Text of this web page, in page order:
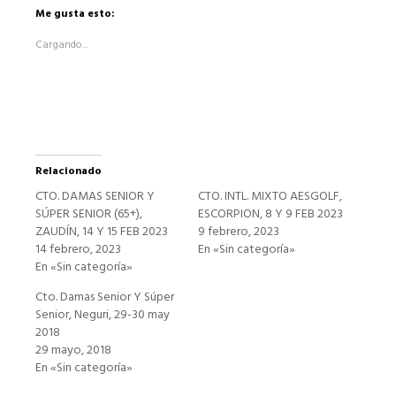
Facebook
en
Me gusta esto:
Cargando...
Relacionado
CTO. DAMAS SENIOR Y
SÚPER SENIOR (65+),
ZAUDÍN, 14 Y 15 FEB 2023
14 febrero, 2023
En «Sin categoría»
CTO. INTL. MIXTO AESGOLF,
ESCORPION, 8 Y 9 FEB 2023
9 febrero, 2023
En «Sin categoría»
Cto. Damas Senior Y Súper
Senior, Neguri, 29-30 may
2018
29 mayo, 2018
En «Sin categoría»